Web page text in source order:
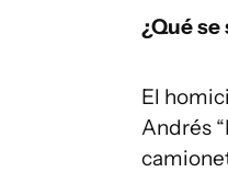
¿Qué
El
Andrés